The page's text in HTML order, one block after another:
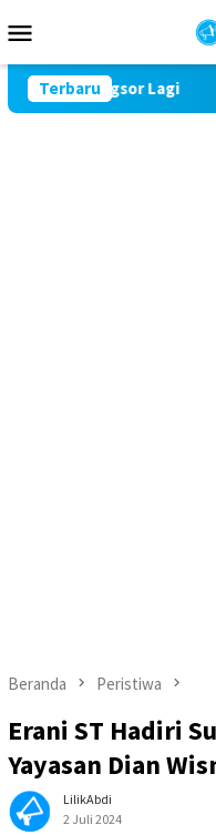
ke
Mobile
Terbaru
Longsor Lagi
Beranda Peristiwa
Erani ST Hadiri
Yayasan Dian
LilikAbdi
2 Juli 2024